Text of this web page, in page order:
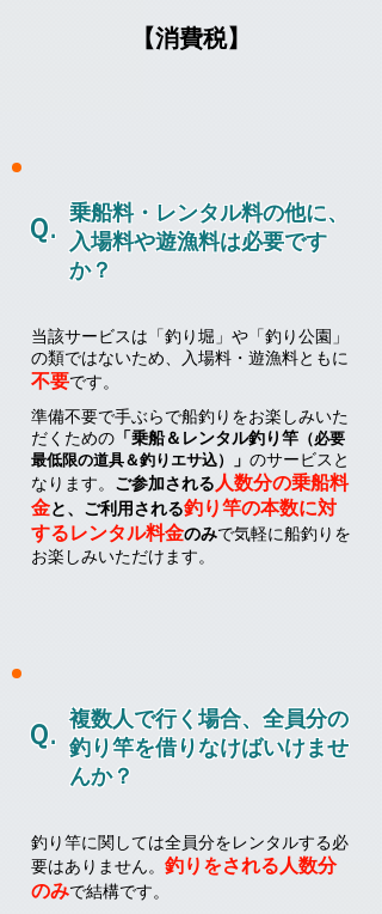
【消費税】
Ｑ. 乗船料・レンタル料の他に、
入場料や遊漁料は必要です
か？
当該サービスは「釣り堀」や「釣り公園」
の類ではないため、入場料・遊漁料ともに
不要です。
準備不要で手ぶらで船釣りをお楽しみいた
だくための 「乗船＆レンタル釣り竿 （必要
最低限の道具＆釣りエサ込）
」 のサービスと
なります。 ご参加される人数分の乗船料
金と、ご利用される釣り竿の本数に対
するレンタル料金のみで気軽に船釣りを
お楽しみいただけます。
Ｑ. 複数人で行く場合、全員分の
釣り竿を借りなけばいけませ
んか？
釣り竿に関しては全員分をレンタルする必
要はありません。 釣りをされる人数分
のみで結構です。